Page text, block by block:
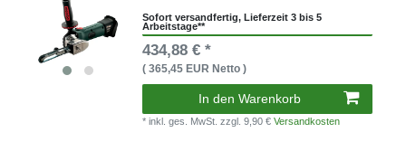
Sofort versandfertig, Lieferzeit 3 bis 5
Arbeitstage**
434,88 € *
( 365,45 EUR Netto )
In den Warenkorb
* inkl. ges. MwSt.zzgl. 9,90 €Versandkosten